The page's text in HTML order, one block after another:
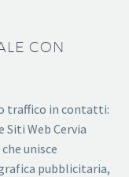
CON
traffico in contatti:
Siti Web Cervia
unisce
pubblicitaria,